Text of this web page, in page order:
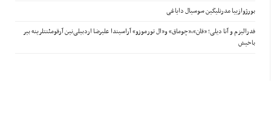
بورژوازییا مدرنلیگین سوسیال دایاغی
فدرالیزم و آنا دیلی؛ «قان»،«چوماق» و«ال تورموزو» آراسیندا علیرضا اردبیلی‌نین آرقومئنتلرینه بیر
باخیش